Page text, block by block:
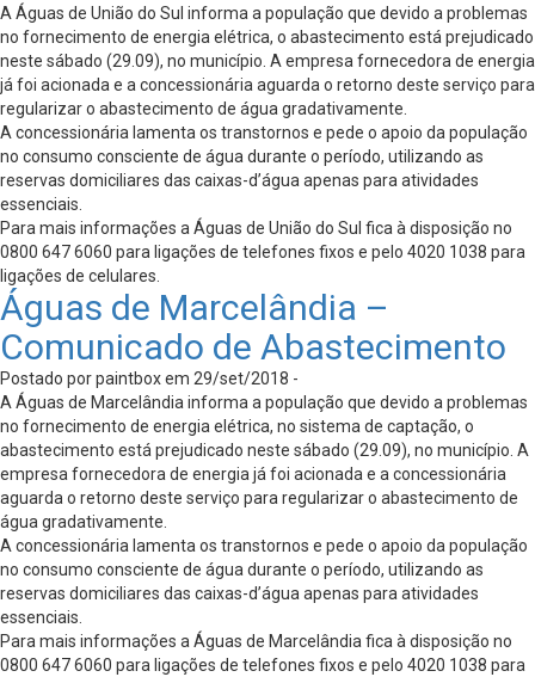
A Águas de União do Sul informa a população que devido a problemas
no fornecimento de energia elétrica, o abastecimento está prejudicado
neste sábado (29.09), no município. A empresa fornecedora de energia
já foi acionada e a concessionária aguarda o retorno deste serviço para
regularizar o abastecimento de água gradativamente.
A concessionária lamenta os transtornos e pede o apoio da população
no consumo consciente de água durante o período, utilizando as
reservas domiciliares das caixas-d’água apenas para atividades
essenciais.
Para mais informações a Águas de União do Sul fica à disposição no
0800 647 6060 para ligações de telefones fixos e pelo 4020 1038 para
ligações de celulares.
Águas de Marcelândia –
Comunicado de Abastecimento
Postado por paintbox em 29/set/2018 -
A Águas de Marcelândia informa a população que devido a problemas
no fornecimento de energia elétrica, no sistema de captação, o
abastecimento está prejudicado neste sábado (29.09), no município. A
empresa fornecedora de energia já foi acionada e a concessionária
aguarda o retorno deste serviço para regularizar o abastecimento de
água gradativamente.
A concessionária lamenta os transtornos e pede o apoio da população
no consumo consciente de água durante o período, utilizando as
reservas domiciliares das caixas-d’água apenas para atividades
essenciais.
Para mais informações a Águas de Marcelândia fica à disposição no
0800 647 6060 para ligações de telefones fixos e pelo 4020 1038 para